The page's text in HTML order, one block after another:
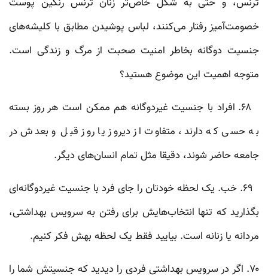
خصومت‌آمیز رفتار می‌کنند، لباس پوشیدن مطابق با کلیشه‌های
جنسیت دوگانه بخاطر امنیت صحبت از مرگ و زندگی است.
متوجه اهمیت این موضوع هستید؟
۶۸. افراد با جنسیت غیردوگانه هم ممکن است هر روز بسته
به حسی که دارند، متفاوت از دیروز یا روز قبل و بعدش در
جامعه حاضر شوند، دقیقا مثل تمام انسان‌های دیگر.
۶۹. خب. یک لحظه خودتان را جای فرد با جنسیت غیردوگانه‌ای
بگذارید که تنها انتخاب‌هایش برای رفتن به سرویس بهداشتی،
مردانه یا زنانه است. بیایید فقط یک لحظه بهش فکر کنیم.
۷۰. اگر در سرویس بهداشتی فردی را دیدید که جنسیتش شما را